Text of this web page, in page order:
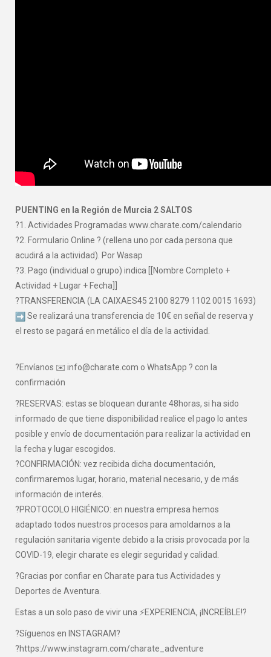
PUENTING en la Región de Murcia 2 SALTOS
?1. Actividades Programadas www.charate.com/calendario
?2. Formulario Online ? (rellena uno por cada persona que
acudirá a la actividad). Por Wasap
?3. Pago (individual o grupo) indica [[Nombre Completo +
Actividad + Lugar + Fecha]]
?TRANSFERENCIA (LA CAIXAES45 2100 8279 1102 0015 1693)
Se realizará una transferencia de 10€ en señal de reserva y
el resto se pagará en metálico el día de la actividad.
?Envíanos ✉️ info@charate.com o WhatsApp ? con la
confirmación
?RESERVAS: estas se bloquean durante 48horas, si ha sido
informado de que tiene disponibilidad realice el pago lo antes
posible y envío de documentación para realizar la actividad en
la fecha y lugar escogidos.
?CONFIRMACIÓN: vez recibida dicha documentación,
confirmaremos lugar, horario, material necesario, y de más
información de interés.
?PROTOCOLO HIGIÉNICO: en nuestra empresa hemos
adaptado todos nuestros procesos para amoldarnos a la
regulación sanitaria vigente debido a la crisis provocada por la
COVID-19, elegir charate es elegir seguridad y calidad.
?Gracias por confiar en Charate para tus Actividades y
Deportes de Aventura.
Estas a un solo paso de vivir una ⚡EXPERIENCIA, ¡INCREÍBLE!?
?Síguenos en INSTAGRAM?
?https://www.instagram.com/charate_adventure